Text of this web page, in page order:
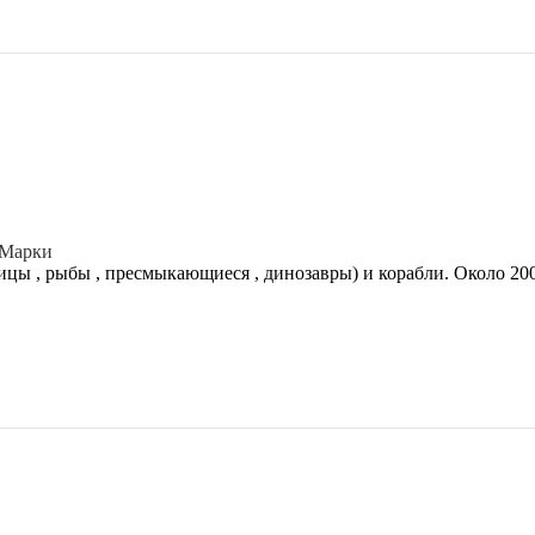
, рыбы , пресмыкающиеся , динозавры) и корабли. Около